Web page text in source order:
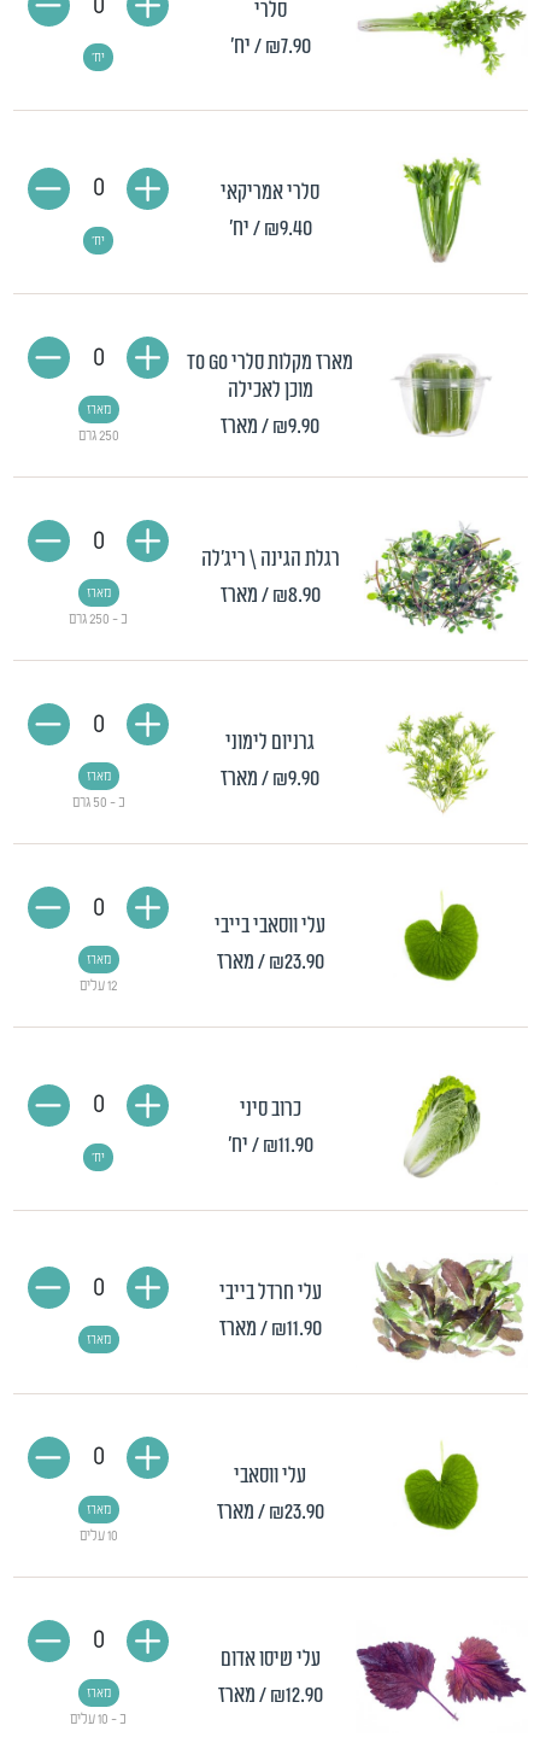
סלרי
₪7.90 / יח' יח'
סלרי אמריקאי
₪9.40 / יח' יח'
0
מארז מקלות סלרי TO GO
מוכן לאכילה
₪9.90/ מארז 250 גרם
מארז
0
רגלת הגינה \ ריג'לה
₪8.90 / מארז
כ - 250 גרם
מארז
0
גרניום לימוני
₪9.90/ מארז
כ - 50 גרם
מארז
0
עלי ווסאבי בייבי
₪23.90 / מארז
12 עלים
מארז
0
כרוב סיני
₪11.90 / יח' יח'
0
עלי חרדל בייבי
₪11.90 / מארז מארז
0
עלי ווסאבי
₪23.90 / מארז
10 עלים
מארז
0
עלי שיסו אדום
₪12.90 / מארז
כ - 10 עלים
מארז
0